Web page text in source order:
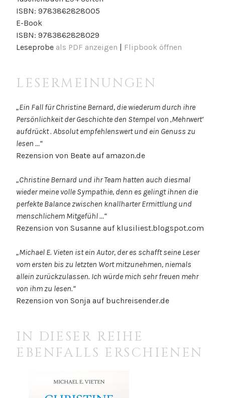
ISBN: 9783862828005
E-Book
ISBN: 9783862828029
Leseprobe als PDF anzeigen | Flipbook öffnen
LESERMEINUNGEN
„Ein Fall für Christine Bernard, die wiederum durch ihre
Persönlichkeit der Geschichte den Stempel von ‚Mehrwert‘
aufdrückt . Absolut empfehlenswert und ein Genuss zu
lesen …“
Rezension von Beate auf amazon.de
„Christine Bernard und ihr Team hatten auch diesmal
wieder meine volle Sympathie, denn es gelingt ihnen die
perfekte Balance zwischen knallharter Ermittlung und
menschlichem Mitgefühl …“
Rezension von Susanne auf klusiliest.blogspot.com
„Michael E. Vieten ist ein Autor, der es schafft seine Leser
vom ersten bis zu letzten Wort mitzunehmen, niemals
allein zurückzulassen. Ich würde mich sehr freuen mehr
von ihm zu lesen.“
Rezension von Sonja auf buchreisender.de
IN DIESER REIHE
EBENFALLS ERSCHIENEN